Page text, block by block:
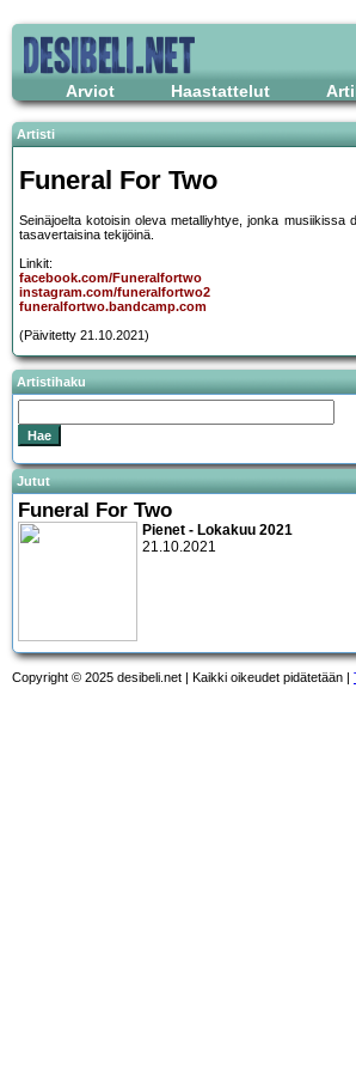
Arviot Haastattelut
Artisti
Funeral For Two
Seinäjoelta kotoisin oleva metalliyhtye, jonka musiikissa
tasavertaisina tekijöinä.
Linkit:
facebook.com/Funeralfortwo
instagram.com/funeralfortwo2
funeralfortwo.bandcamp.com
(Päivitetty 21.10.2021)
Artistihaku
Jutut
Funeral For Two
Pienet - Lokakuu 2021
21.10.2021
Copyright © 2025 desibeli.net | Kaikki oikeudet pidätetään |